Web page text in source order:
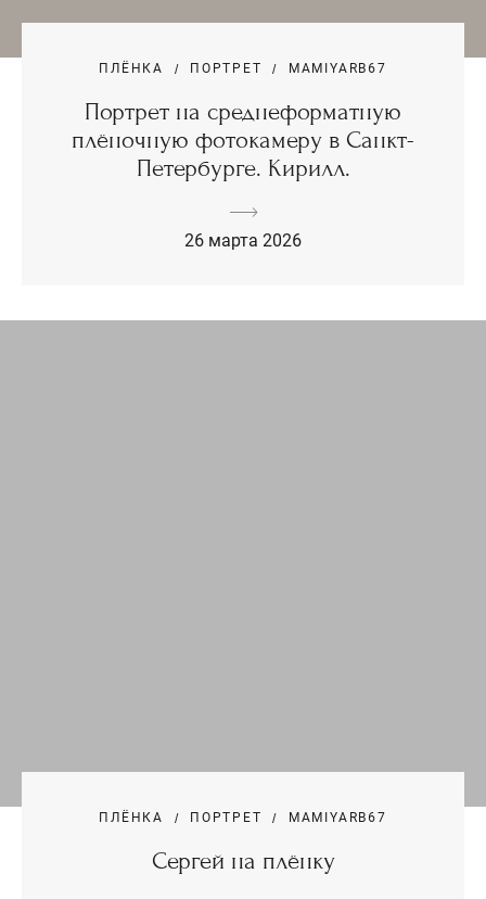
ПЛЁНКА ПОРТРЕТ MAMIYARB67
Портрет на среднеформатную
плёночную фотокамеру в Санкт-
Петербурге. Кирилл.
26 марта 2026
ПЛЁНКА ПОРТРЕТ MAMIYARB67
Сергей на плёнку